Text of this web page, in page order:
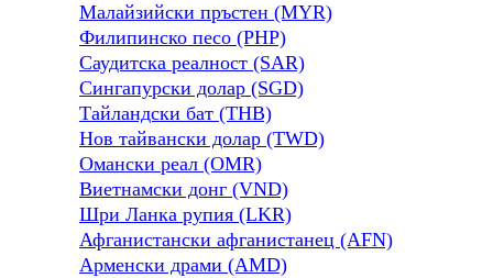
Малайзийски пръстен (MYR)
Филипинско песо (PHP)
Саудитска реалност (SAR)
Сингапурски долар (SGD)
Тайландски бат (THB)
Нов тайвански долар (TWD)
Омански реал (OMR)
Виетнамски донг (VND)
Шри Ланка рупия (LKR)
Афганистански афганистанец (AFN)
Арменски драми (AMD)